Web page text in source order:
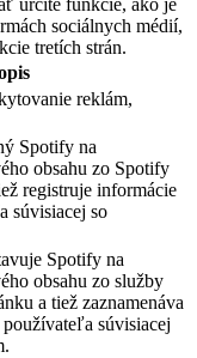
určité funkcie, ako je
sociálnych médií,
tretích strán.
reklám,
Spotify na
obsahu zo Spotify
registruje informácie
súvisiacej so
Spotify na
obsahu zo služby
a tiež zaznamenáva
súvisiacej